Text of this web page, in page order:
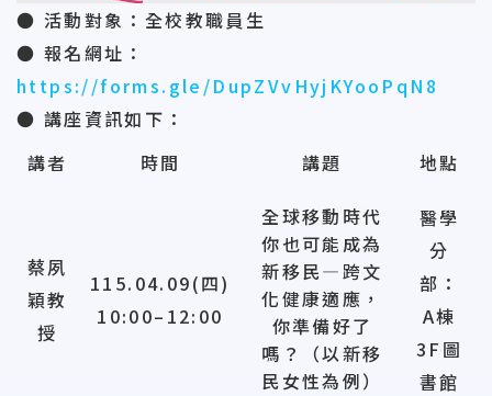
● 活動對象：全校教職員生
● 報名網址：
https://forms.gle/DupZVvHyjKYooPqN8
● 講座資訊如下：
講者
時間 講題 地點
蔡夙
穎教
授
115.04.09(四)
10:00–12:00
全球移動時代
你也可能成為
新移民—跨文
化健康適應，
你準備好了
嗎？（以新移
民女性為例）
醫學
分
部：
A棟
3F圖
書館